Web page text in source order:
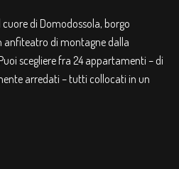
di Domodossola, borgo
anfiteatro di montagne dalla
scegliere fra 24 appartamenti – di
arredati – tutti collocati in un